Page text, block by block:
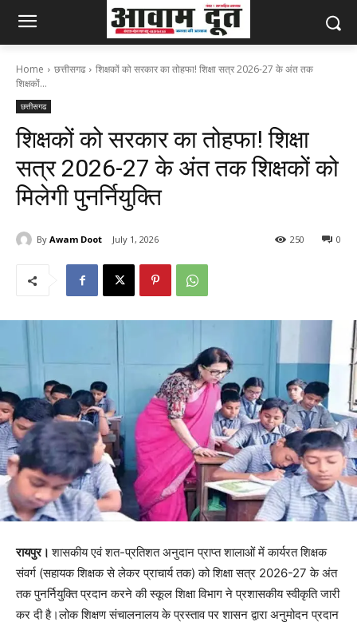
Home छत्तीसगढ
शिक्षकों को सरकार का तोहफा! शिक्षा सत्र 2026-27 के अंत तक
शिक्षकों...
छत्तीसगढ
शिक्षकों को सरकार का तोहफा! शिक्षा
सत्र 2026-27 के अंत तक शिक्षकों को
मिलेगी पुनर्नियुक्ति
By Awam Doot July 1, 2026 0
250
रायपुर।शासकीय एवं शत-प्रतिशत अनुदान प्राप्त शालाओं में कार्यरत शिक्षक
संवर्ग (सहायक शिक्षक से लेकर प्राचार्य तक) को शिक्षा सत्र 2026-27 के अंत
तक पुनर्नियुक्ति प्रदान करने की स्कूल शिक्षा विभाग ने प्रशासकीय स्वीकृति जारी
कर दी है।लोक शिक्षण संचालनालय के प्रस्ताव पर शासन द्वारा अनुमोदन प्रदान